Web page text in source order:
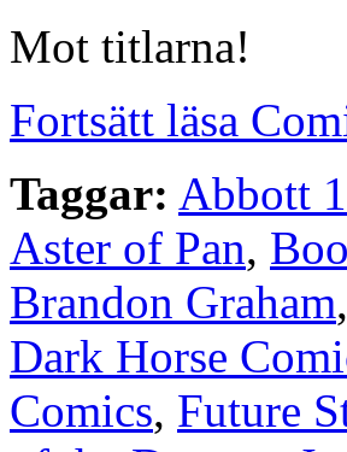
Mot titlarna!
Fortsätt läsa
Taggar: Abbott
Aster of Pan,
Brandon Graham,
Dark Horse
Comics, Future